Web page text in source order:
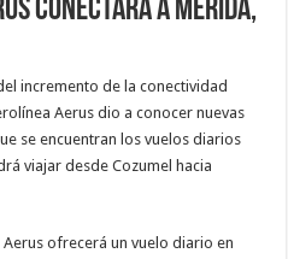
conectará a Mérida,
incremento de la conectividad
Aerus dio a conocer nuevas
se encuentran los vuelos diarios
viajar desde Cozumel hacia
ofrecerá un vuelo diario en